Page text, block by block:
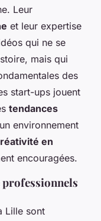
Leur
et leur expertise
qui ne se
mais qui
des
start-ups jouent
tendances
environnement
en
encouragées.
professionnels
Lille sont